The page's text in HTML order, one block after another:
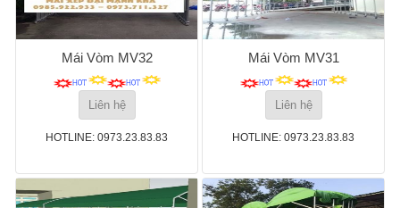
Mái Vòm MV32
Liên hệ
HOTLINE: 0973.23.83.83
Mái Vòm MV31
Liên hệ
HOTLINE: 0973.23.83.83